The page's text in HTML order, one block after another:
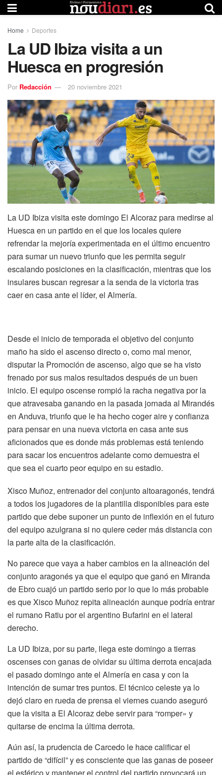
Home Deportes
La UD Ibiza visita a un
Huesca en progresión
Por Redacción 20 noviembre 2021
La UD Ibiza visita este domingo El Alcoraz para medirse al
Huesca en un partido en el que los locales quiere
refrendar la mejoría experimentada en el último encuentro
para sumar un nuevo triunfo que les permita seguir
escalando posiciones en la clasificación, mientras que los
insulares buscan regresar a la senda de la victoria tras
caer en casa ante el líder, el Almería.
Desde el inicio de temporada el objetivo del conjunto
maño ha sido el ascenso directo o, como mal menor,
disputar la Promoción de ascenso, algo que se ha visto
frenado por sus malos resultados después de un buen
inicio. El equipo oscense rompió la racha negativa por la
que atravesaba ganando en la pasada jornada al Mirandés
en Anduva, triunfo que le ha hecho coger aire y confianza
para pensar en una nueva victoria en casa ante sus
aficionados que es donde más problemas está teniendo
para sacar los encuentros adelante como demuestra el
que sea el cuarto peor equipo en su estadio.
Xisco Muñoz, entrenador del conjunto altoaragonés, tendrá
a todos los jugadores de la plantilla disponibles para este
partido que debe suponer un punto de inflexión en el futuro
del equipo azulgrana si no quiere ceder más distancia con
la parte alta de la clasificación.
No parece que vaya a haber cambios en la alineación del
conjunto aragonés ya que el equipo que ganó en Miranda
de Ebro cuajó un partido serio por lo que lo más probable
es que Xisco Muñoz repita alineación aunque podría entrar
el rumano Ratiu por el argentino Bufarini en el lateral
derecho.
La UD Ibiza, por su parte, llega este domingo a tierras
oscenses con ganas de olvidar su última derrota encajada
el pasado domingo ante el Almería en casa y con la
intención de sumar tres puntos. El técnico celeste ya lo
dejó claro en rueda de prensa el viernes cuando aseguró
que la visita a El Alcoraz debe servir para “romper» y
quitarse de encima la última derrota.
Aún así, la prudencia de Carcedo le hace calificar el
partido de “difícil” y es consciente que las ganas de poseer
el esférico y mantener el control del partido provocará un